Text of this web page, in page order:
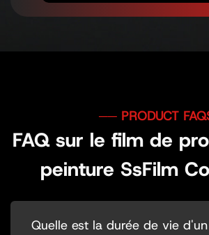
FAQ sur le film de
peinture SsFilm
Quelle est la durée de vie